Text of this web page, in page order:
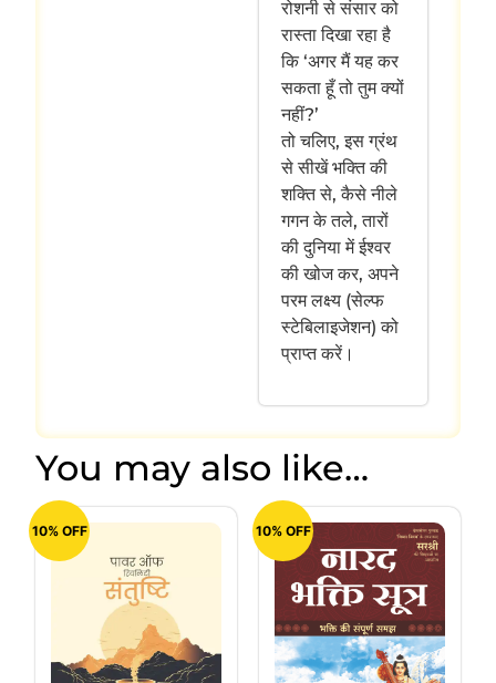
रोशनी से संसार को
रास्ता दिखा रहा है
कि ‘अगर मैं यह कर
सकता हूँ तो तुम क्यों
नहीं?’
तो चलिए, इस ग्रंथ
से सीखें भक्ति की
शक्ति से, कैसे नीले
गगन के तले, तारों
की दुनिया में ईश्वर
की खोज कर, अपने
परम लक्ष्य (सेल्फ
स्टेबिलाइजेशन) को
प्राप्त करें।
You may also like…
10% OFF 10% OFF